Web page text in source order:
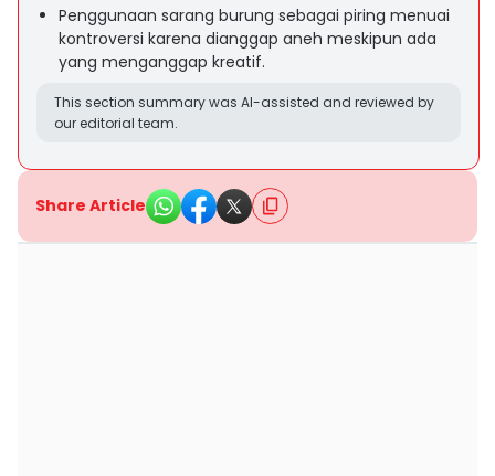
Penggunaan sarang burung sebagai piring menuai
kontroversi karena dianggap aneh meskipun ada
yang menganggap kreatif.
This section summary was AI-assisted and reviewed by
our editorial team.
Share Article